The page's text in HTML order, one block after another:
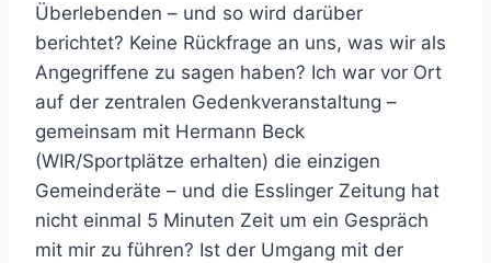
Überlebenden – und so wird darüber
berichtet? Keine Rückfrage an uns, was wir als
Angegriffene zu sagen haben? Ich war vor Ort
auf der zentralen Gedenkveranstaltung –
gemeinsam mit Hermann Beck
(WIR/Sportplätze erhalten) die einzigen
Gemeinderäte – und die Esslinger Zeitung hat
nicht einmal 5 Minuten Zeit um ein Gespräch
mit mir zu führen? Ist der Umgang mit der